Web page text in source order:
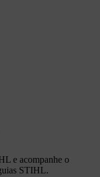
e acompanhe o
STIHL.